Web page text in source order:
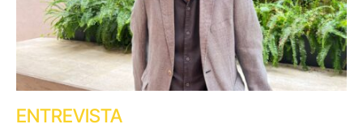
ENTREVISTA